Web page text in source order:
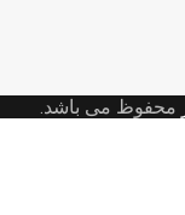
محفوظ می باشد.